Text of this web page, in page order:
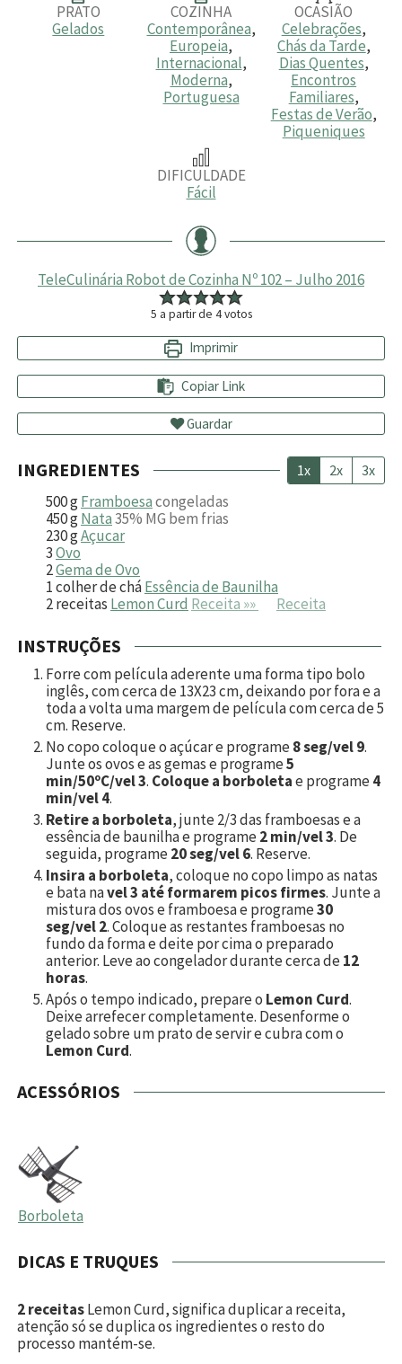
PRATO
Gelados
COZINHA
Contemporânea,
Europeia,
Internacional,
Moderna,
Portuguesa
OCASIÃO
Celebrações,
Chás da Tarde,
Dias Quentes,
Encontros
Familiares,
Festas de Verão,
Piqueniques
DIFICULDADE
Fácil
TeleCulinária Robot de Cozinha Nº 102 – Julho 2016
5 a partir de 4votos
Imprimir
Copiar Link
Guardar
INGREDIENTES 1x 2x 3x
500gFramboesacongeladas
450gNata35% MG bem frias
230gAçucar
3Ovo
2Gema de Ovo
1colher de cháEssência de Baunilha
2receitas Lemon Curd Receita »» Receita
INSTRUÇÕES
Forre com película aderente uma forma tipo bolo
inglês, com cerca de 13X23 cm, deixando por fora e a
toda a volta uma margem de película com cerca de 5
cm. Reserve.
No copo coloque o açúcar e programe8 seg/vel 9.
Junte os ovos e as gemas e programe5
min/50ºC/vel 3. Coloque a borboletae programe4
min/vel 4.
Retire a borboleta, junte 2/3 das framboesas e a
essência de baunilha e programe2 min/vel 3. De
seguida, programe20 seg/vel 6. Reserve.
Insira a borboleta, coloque no copo limpo as natas
e bata navel 3 até formarem picos firmes. Junte a
mistura dos ovos e framboesa e programe30
seg/vel 2. Coloque as restantes framboesas no
fundo da forma e deite por cima o preparado
anterior. Leve ao congelador durante cerca de12
horas.
Após o tempo indicado, prepare o Lemon Curd.
Deixe arrefecer completamente. Desenforme o
gelado sobre um prato de servir e cubra com o
Lemon Curd.
ACESSÓRIOS
Borboleta
DICAS E TRUQUES
2 receitasLemon Curd, significa duplicar a receita,
atenção só se duplica os ingredientes o resto do
processo mantém-se.